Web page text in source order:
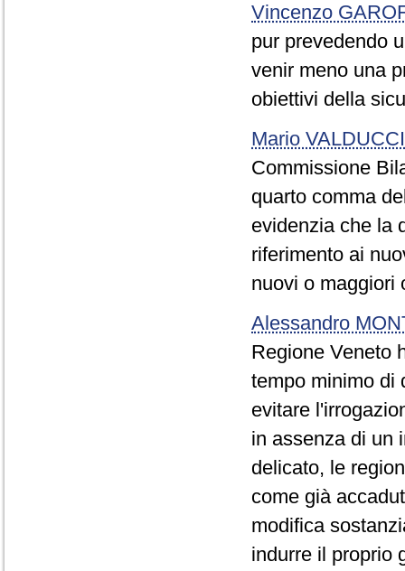
Vincenzo
pur prevedendo
venir meno una
obiettivi della
Mario VALDUCCI
Commissione
quarto comma
evidenzia che la
riferimento ai
nuovi o maggiori
Alessandro
Regione Veneto
tempo minimo di
evitare
in assenza di un
delicato, le
come già
modifica
indurre il proprio